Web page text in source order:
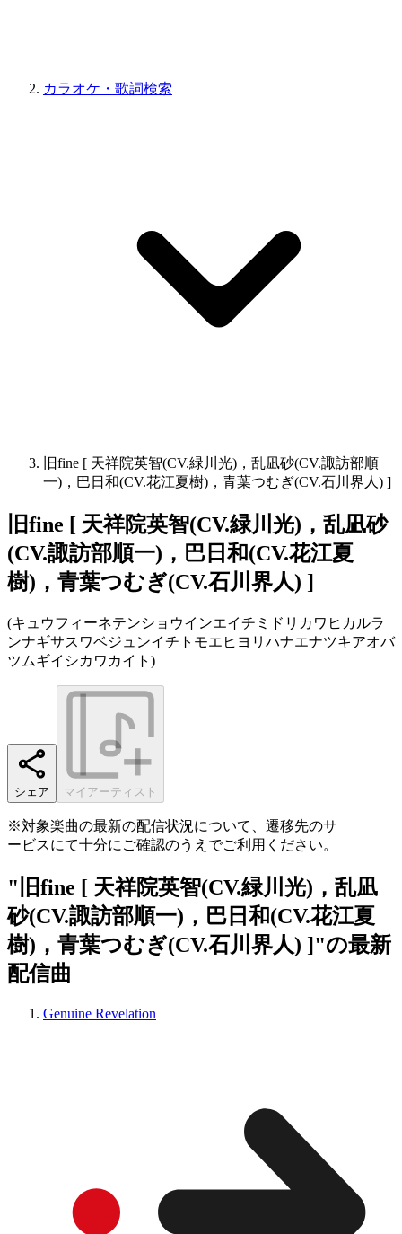
カラオケ・歌詞検索
旧fine [ 天祥院英智(CV.緑川光)，乱凪砂(CV.諏訪部順
一)，巴日和(CV.花江夏樹)，青葉つむぎ(CV.石川界人) ]
旧fine [ 天祥院英智(CV.緑川光)，乱凪砂
(CV.諏訪部順一)，巴日和(CV.花江夏
樹)，青葉つむぎ(CV.石川界人) ]
(キュウフィーネテンショウインエイチミドリカワヒカルラ
ンナギサスワベジュンイチトモエヒヨリハナエナツキアオバ
ツムギイシカワカイト )
シェア マイアーティスト
※対象楽曲の最新の配信状況について、遷移先のサ
ービスにて十分にご確認のうえでご利用ください。
"旧fine [ 天祥院英智(CV.緑川光)，乱凪
砂(CV.諏訪部順一)，巴日和(CV.花江夏
樹)，青葉つむぎ(CV.石川界人) ]"の最新
配信曲
Genuine Revelation